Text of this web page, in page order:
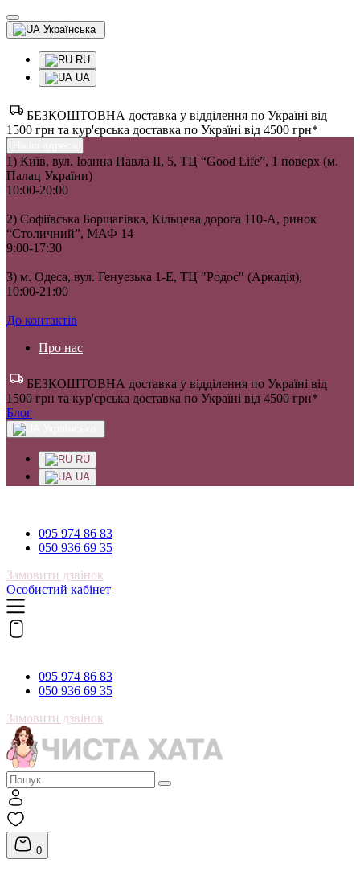
Українська
RU
UA
БЕЗКОШТОВНА доставка у відділення по Україні від
1500 грн та кур'єрська доставка по Україні від 4500 грн*
1) Київ, вул. Іоанна Павла II, 5, ТЦ “Good Life”, 1 поверх (м.
Палац України)
10:00-20:00
2) Софіївська Борщагівка, Кільцева дорога 110-А, ринок
“Столичний”, МАФ 14
9:00-17:30
3) м. Одеса, вул. Генуезька 1-Е, ТЦ "Родос" (Аркадія),
10:00-21:00
До контактів
Про нас
БЕЗКОШТОВНА доставка у відділення по Україні від
1500 грн та кур'єрська доставка по Україні від 4500 грн*
Блог
RU
UA
095 974 86 83
050 936 69 35
Замовити дзвінок
Особистий кабінет
095 974 86 83
050 936 69 35
Замовити дзвінок
0